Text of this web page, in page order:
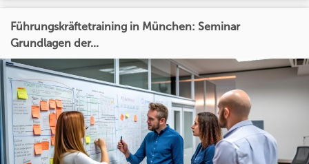
Führungskräftetraining in München: Seminar
Grundlagen der...